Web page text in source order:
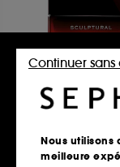
GIVENCHY
Sculptural
À partir de 128,00€
/100ml
2 contenances
Nous utilisons
meilleure
Continuer